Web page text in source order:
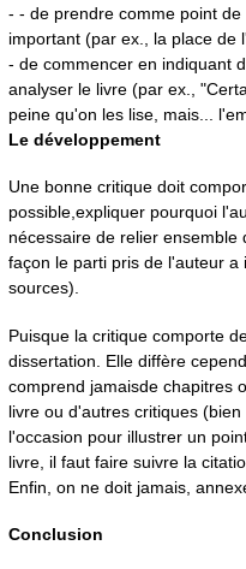
- - de prendre comme point
important (par ex., la place de
- de commencer en indiquant
analyser le livre (par ex.,
peine qu'on les lise, mais...
Le développement
Une bonne critique doit
possible,expliquer pourquoi
nécessaire de relier
façon le parti pris de l'auteur a
sources).
Puisque la critique comporte
dissertation. Elle diffère
comprend jamaisde chapitres
livre ou d'autres critiques
l'occasion pour illustrer un
livre, il faut faire suivre la
Enfin, on ne doit jamais,
Conclusion